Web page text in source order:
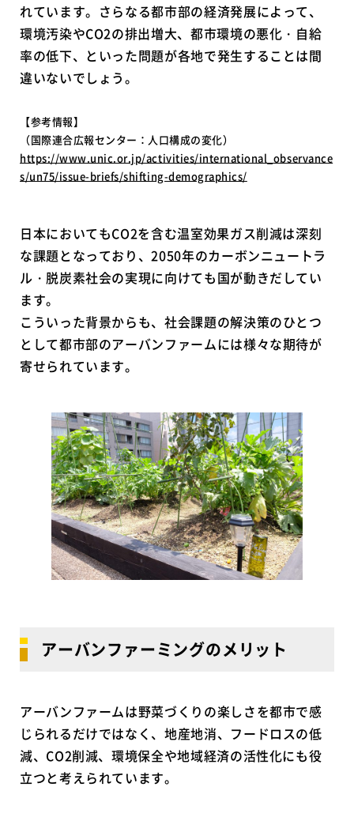
れています。さらなる都市部の経済発展によって、
環境汚染やCO2の排出増大、都市環境の悪化・自給
率の低下、といった問題が各地で発生することは間
違いないでしょう。
【参考情報】
（国際連合広報センター：人口構成の変化）
https://www.unic.or.jp/activities/international_observance
s/un75/issue-briefs/shifting-demographics/
日本においてもCO2を含む温室効果ガス削減は深刻
な課題となっており、2050年のカーボンニュートラ
ル・脱炭素社会の実現に向けても国が動きだしてい
ます。
こういった背景からも、社会課題の解決策のひとつ
として都市部のアーバンファームには様々な期待が
寄せられています。
アーバンファーミングのメリット
アーバンファームは野菜づくりの楽しさを都市で感
じられるだけではなく、地産地消、フードロスの低
減、CO2削減、環境保全や地域経済の活性化にも役
立つと考えられています。